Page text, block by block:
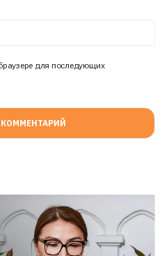
для последующих